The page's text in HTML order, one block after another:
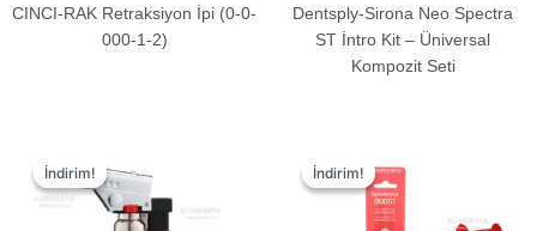
CINCI-RAK Retraksiyon İpi (0-0-
000-1-2)
Dentsply-Sirona Neo Spectra
ST İntro Kit – Üniversal
Kompozit Seti
İndirim!
İndirim! İndirim!
İndirim!